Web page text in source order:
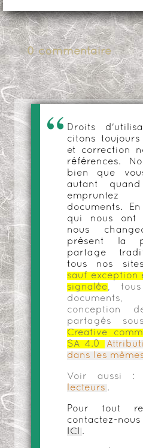
0 commentaire
Droits
citons
et correction
références.
bien que
autant
empruntez
documents.
qui nous ont
nous
présent la
partage
tous nos
sauf exception
signalée ,
conception
partagés
Creative
SA 4.0
dans les
Voir aussi :
lecteurs .
Pour tout
contactez-
ICI
.